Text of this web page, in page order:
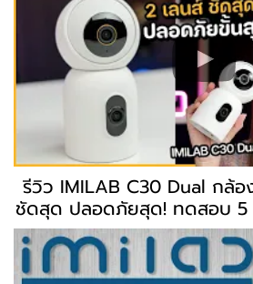
รีวิว IMILAB C30 Dual กล้
ชัดสุด ปลอดภัยสุด! ทดสอบ 5